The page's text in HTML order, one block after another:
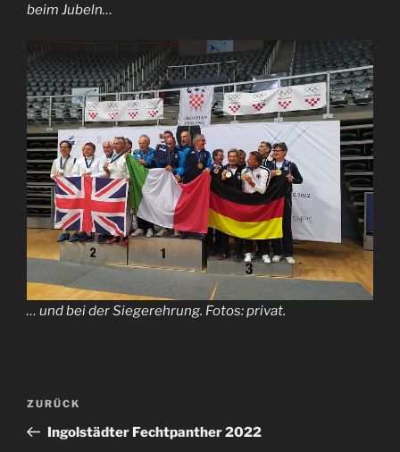
beim Jubeln…
… und bei der Siegerehrung. Fotos: privat.
Beitragsnavigation
Vorheriger
Beitrag
ZURÜCK
Ingolstädter Fechtpanther 2022